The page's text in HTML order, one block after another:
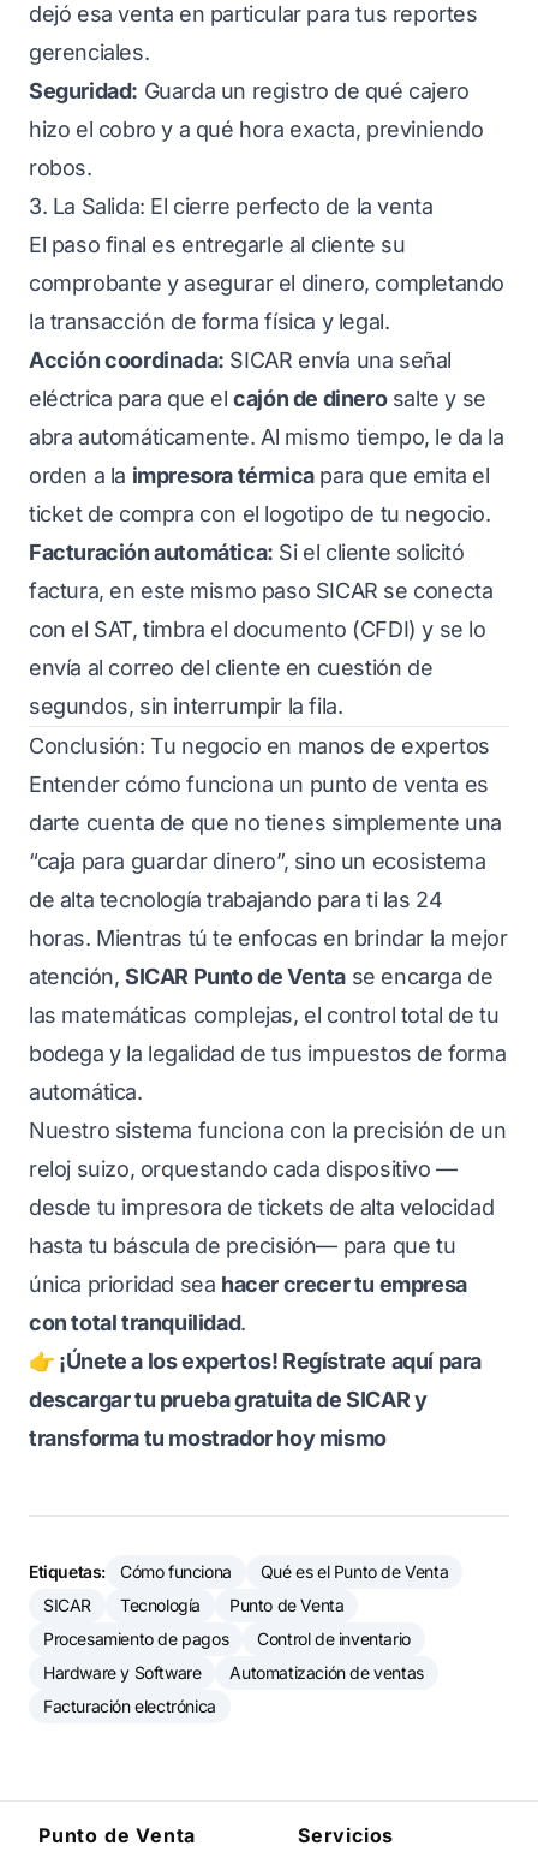
dejó esa venta en particular para tus reportes
gerenciales.
Seguridad: Guarda un registro de qué cajero
hizo el cobro y a qué hora exacta, previniendo
robos.
3. La Salida: El cierre perfecto de la venta
El paso final es entregarle al cliente su
comprobante y asegurar el dinero, completando
la transacción de forma física y legal.
Acción coordinada: SICAR envía una señal
eléctrica para que elcajón de dinerosalte y se
abra automáticamente. Al mismo tiempo, le da la
orden a la impresora térmicapara que emita el
ticket de compra con el logotipo de tu negocio.
Facturación automática: Si el cliente solicitó
factura, en este mismo paso SICAR se conecta
con el SAT, timbra el documento (CFDI) y se lo
envía al correo del cliente en cuestión de
segundos, sin interrumpir la fila.
Conclusión: Tu negocio en manos de expertos
Entender cómo funciona un punto de venta es
darte cuenta de que no tienes simplemente una
“caja para guardar dinero”, sino un ecosistema
de alta tecnología trabajando para ti las 24
horas. Mientras tú te enfocas en brindar la mejor
atención, SICAR Punto de Venta se encarga de
las matemáticas complejas, el control total de tu
bodega y la legalidad de tus impuestos de forma
automática.
Nuestro sistema funciona con la precisión de un
reloj suizo, orquestando cada dispositivo —
desde tu impresora de tickets de alta velocidad
hasta tu báscula de precisión— para que tu
única prioridad sea hacer crecer tu empresa
con total tranquilidad.
👉 ¡Únete a los expertos! Regístrate aquí para
descargar tu prueba gratuita de SICAR y
transforma tu mostrador hoy mismo
Etiquetas: Cómo funciona
Qué es el Punto de Venta
SICAR
Tecnología
Punto de Venta
Procesamiento de pagos
Control de inventario
Hardware y Software
Automatización de ventas
Facturación electrónica
Punto de Venta Servicios